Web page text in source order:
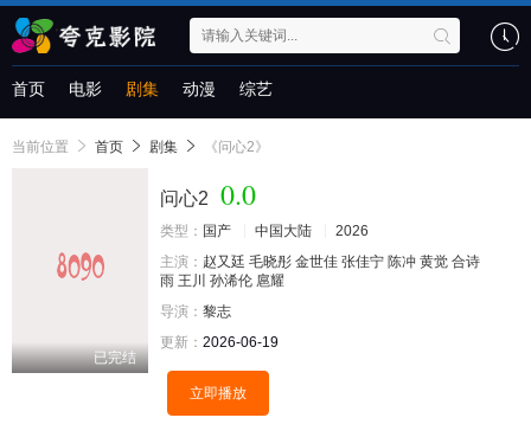
首页 电影 剧集 动漫 综艺
当前位置 首页 剧集 《问心2》
已完结
问心2 0.0
类型： 国产 中国大陆
2026
主演： 赵又廷 毛晓彤 金世佳 张佳宁 陈冲 黄觉 合诗
雨 王川 孙浠伦 扈耀
导演： 黎志
更新： 2026-06-19
立即播放